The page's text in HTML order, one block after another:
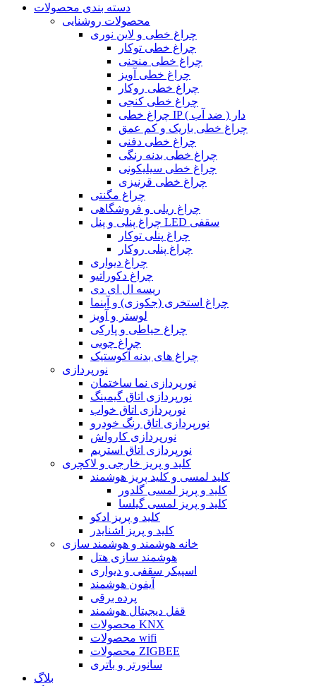
دسته بندی محصولات
محصولات روشنایی
چراغ خطی و لاین نوری
چراغ خطی توکار
چراغ خطی منحنی
چراغ خطی آویز
چراغ خطی روکار
چراغ خطی کنجی
چراغ خطی IP دار ( ضد آب )
چراغ خطی باریک و کم عمق
چراغ خطی دفنی
چراغ خطی بدنه رنگی
چراغ خطی سیلیکونی
چراغ خطی قرنیزی
چراغ مگنتی
چراغ ریلی و فروشگاهی
چراغ پنلی و پنل LED سقفی
چراغ پنلی توکار
چراغ پنلی روکار
چراغ دیواری
چراغ دکوراتیو
ریسه ال ای دی
چراغ استخری (جکوزی) و آبنما
لوستر و آویز
چراغ حیاطی و پارکی
چراغ چوبی
چراغ های بدنه آکوستیک
نورپردازی
نورپردازی نما ساختمان
نورپردازی اتاق گیمینگ
نورپردازی اتاق خواب
نورپردازی اتاق رنگ خودرو
نورپردازی کارواش
نورپردازی اتاق استریم
کلید و پریز خارجی و لاکچری
کلید لمسی و کلید پریز هوشمند
کلید و پریز لمسی گلدور
کلید و پریز لمسی گیلسا
کلید و پریز ادکو
کلید و پریز اشنایدر
خانه هوشمند و هوشمند سازی
هوشمند سازی هتل
اسپیکر سقفی و دیواری
آیفون هوشمند
پرده برقی
قفل دیجیتال هوشمند
محصولات KNX
محصولات wifi
محصولات ZIGBEE
سانورتر و باتری
بلاگ